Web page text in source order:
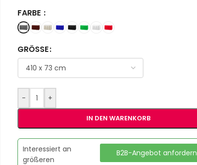
FARBE
GRÖSSE
- +
IN DEN WARENKORB
Interessiert an
größeren
B2B-Angebot anfordern